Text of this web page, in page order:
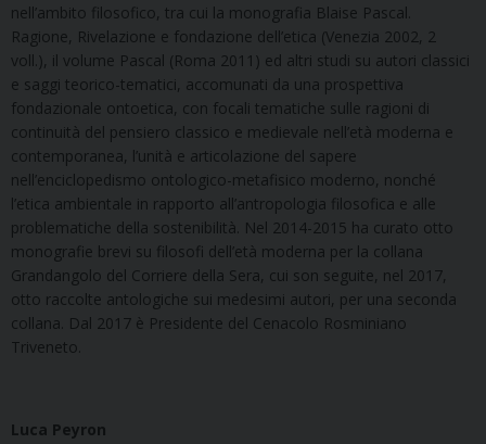
nell’ambito filosofico, tra cui la monografia Blaise Pascal.
Ragione, Rivelazione e fondazione dell’etica (Venezia 2002, 2
voll.), il volume Pascal (Roma 2011) ed altri studi su autori classici
e saggi teorico-tematici, accomunati da una prospettiva
fondazionale ontoetica, con focali tematiche sulle ragioni di
continuità del pensiero classico e medievale nell’età moderna e
contemporanea, l’unità e articolazione del sapere
nell’enciclopedismo ontologico-metafisico moderno, nonché
l’etica ambientale in rapporto all’antropologia filosofica e alle
problematiche della sostenibilità. Nel 2014-2015 ha curato otto
monografie brevi su filosofi dell’età moderna per la collana
Grandangolo del Corriere della Sera, cui son seguite, nel 2017,
otto raccolte antologiche sui medesimi autori, per una seconda
collana. Dal 2017 è Presidente del Cenacolo Rosminiano
Triveneto.
Luca Peyron